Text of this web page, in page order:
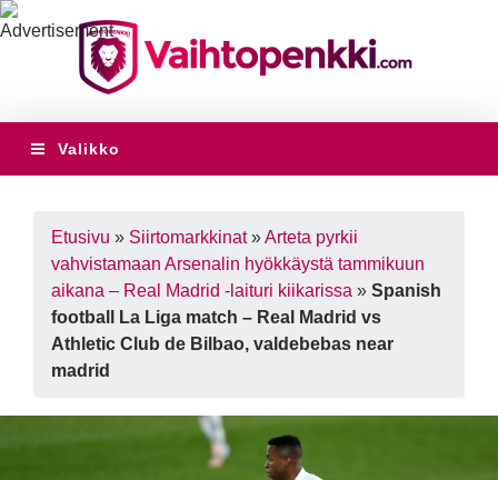
Valikko
Etusivu » Siirtomarkkinat»Arteta pyrkii
vahvistamaan Arsenalin hyökkäystä tammikuun
aikana – Real Madrid -laituri kiikarissa » Spanish
football La Liga match – Real Madrid vs
Athletic Club de Bilbao, valdebebas near
madrid